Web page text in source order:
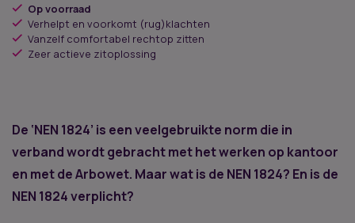
Op voorraad
Verhelpt en voorkomt (rug)klachten
Vanzelf comfortabel rechtop zitten
Zeer actieve zitoplossing
De ‘NEN 1824’ is een veelgebruikte norm die in
verband wordt gebracht met het werken op kantoor
en met de Arbowet. Maar wat is de NEN 1824? En is de
NEN 1824 verplicht?